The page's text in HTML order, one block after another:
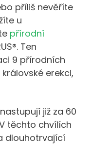
příliš nevěříte
u
přírodní
Ten
9 přírodních
erekci,
nastupují již za 60
těchto chvílích
dlouhotrvající